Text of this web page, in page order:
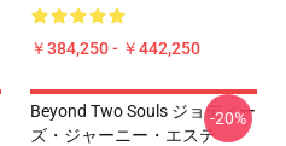
￥384,250 - ￥442,250
Beyond Two Souls ジョディー
ズ・ジャーニー・エステ
-20%